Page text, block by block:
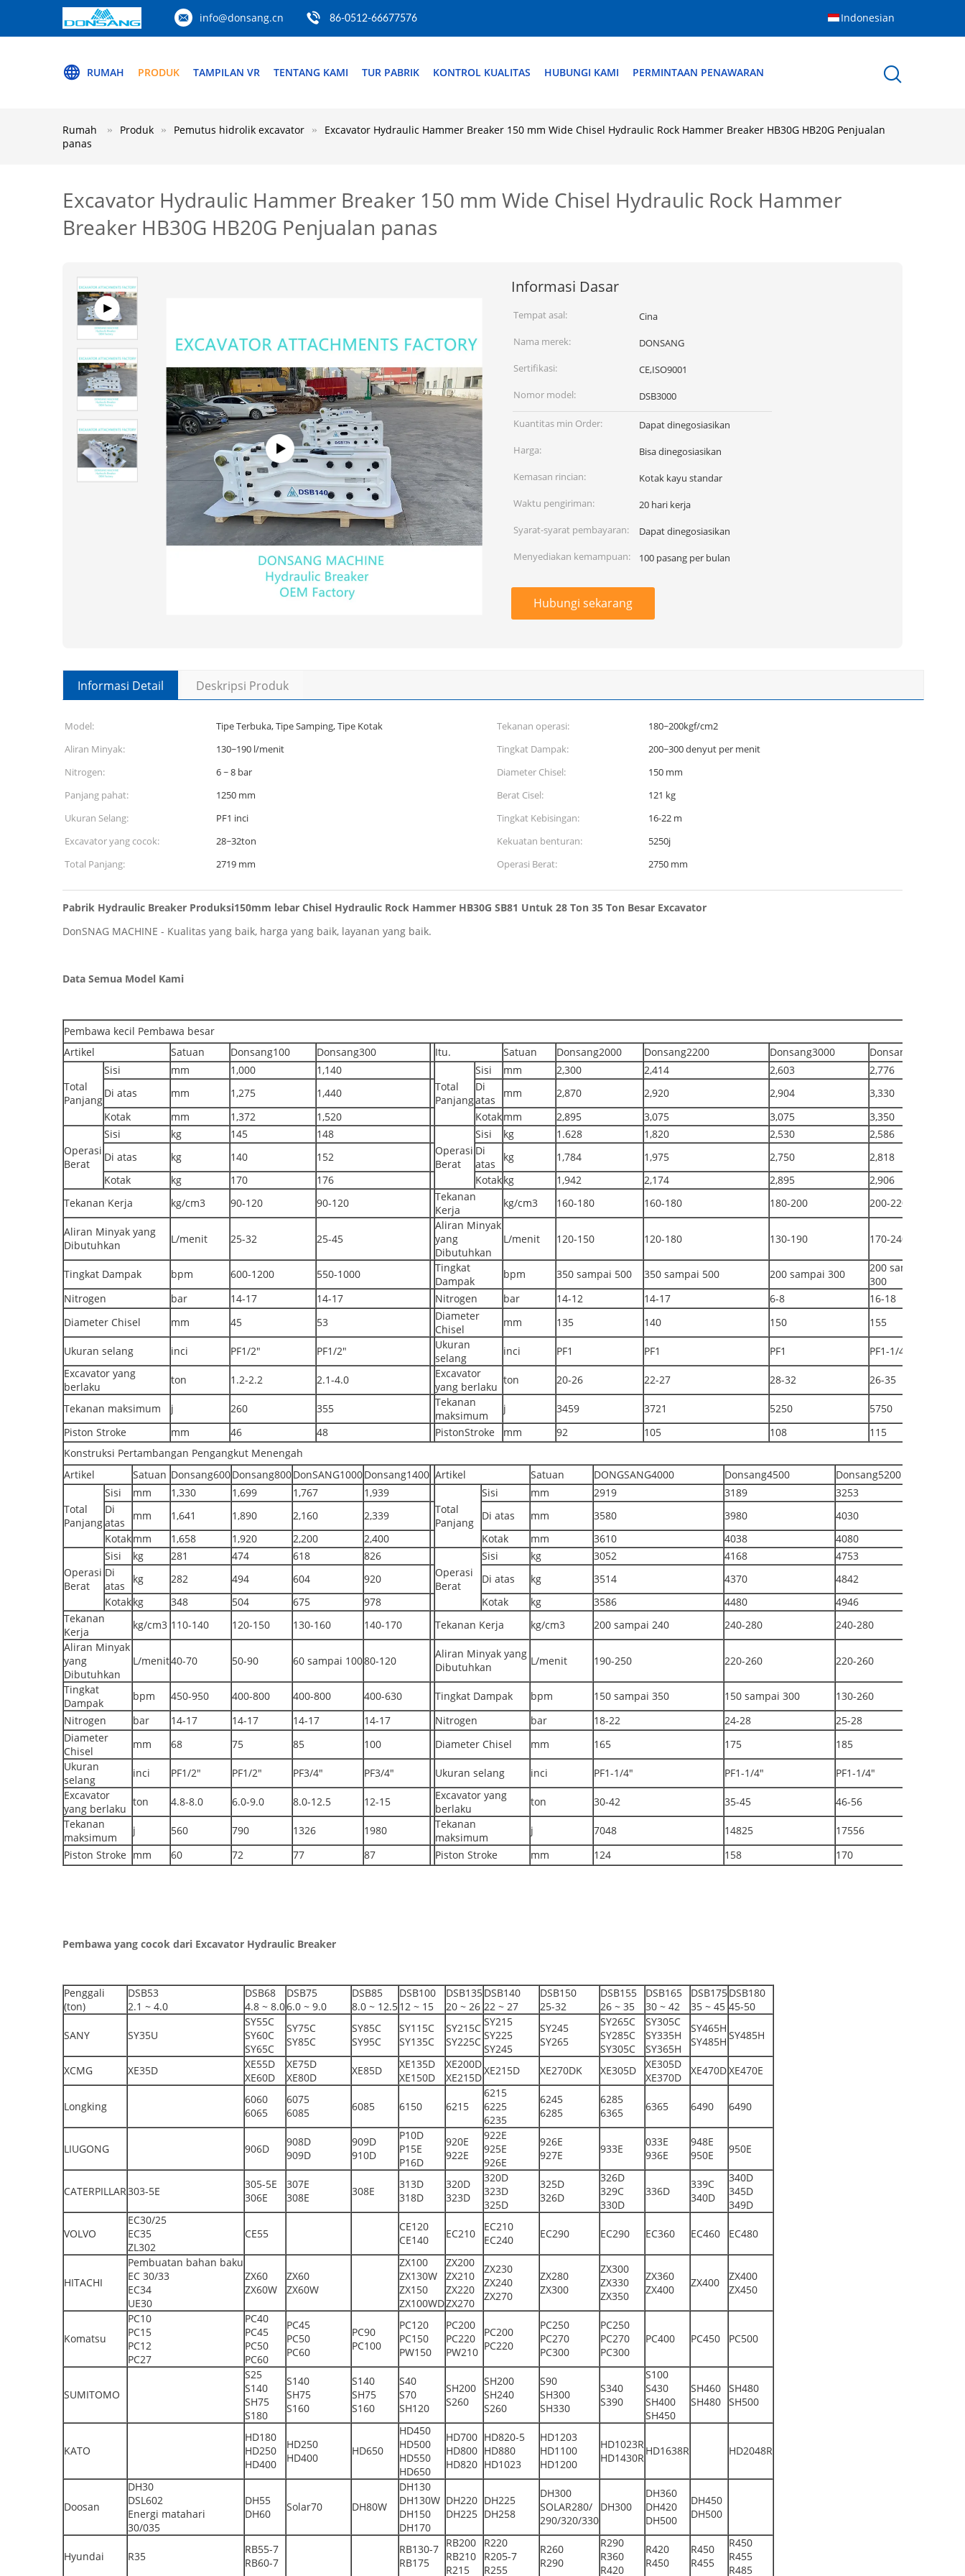
info@donsang.cn 86-0512-66677576 Indonesian
RUMAH PRODUK TAMPILAN VR TENTANG KAMI TUR PABRIK KONTROL KUALITAS HUBUNGI KAMI PERMINTAAN PENAWARAN
Rumah Produk Pemutus hidrolik excavator
Excavator Hydraulic Hammer Breaker 150 mm Wide Chisel Hydraulic Rock Hammer Breaker HB30G HB20G Penjualan
panas
Excavator Hydraulic Hammer Breaker 150 mm Wide Chisel Hydraulic Rock Hammer
Breaker HB30G HB20G Penjualan panas
Informasi Dasar
Tempat asal:
Cina
Nama merek:
DONSANG
Sertifikasi:
CE,ISO9001
Nomor model:
DSB3000
Kuantitas min Order:
Dapat dinegosiasikan
Harga:
Bisa dinegosiasikan
Kemasan rincian:
Kotak kayu standar
Waktu pengiriman:
20 hari kerja
Syarat-syarat pembayaran:
Dapat dinegosiasikan
Menyediakan kemampuan:
100 pasang per bulan
Hubungi sekarang
Informasi Detail Deskripsi Produk
Model: Tipe Terbuka, Tipe Samping, Tipe Kotak Tekanan operasi:
180~200kgf/cm2
Aliran Minyak:
130~190 l/menit Tingkat Dampak:
200~300 denyut per menit
Nitrogen:
6 ~ 8 bar Diameter Chisel:
150 mm
Panjang pahat:
1250 mm Berat Cisel:
121 kg
Ukuran Selang:
PF1 inci Tingkat Kebisingan:
16-22 m
Excavator yang cocok:
28~32ton Kekuatan benturan:
5250j
Total Panjang:
2719 mm Operasi Berat: 2750 mm
Pabrik Hydraulic Breaker Produksi150mm lebar Chisel Hydraulic Rock Hammer HB30G SB81 Untuk 28 Ton 35 Ton Besar Excavator
DonSNAG MACHINE - Kualitas yang baik, harga yang baik, layanan yang baik.
Data Semua Model Kami
Pembawa kecil Pembawa besar
Artikel
Satuan Donsang100 Donsang300 Itu. Satuan Donsang2000 Donsang2200 Donsang3000 Donsang3200
Total
Panjang
Sisi mm 1,000
1,140
Total
Panjang
Sisi mm 2,300 2,414 2,603
2,776
Di atas
mm 1,275 1,440
Di
atas
mm 2,870 2,920 2,904
3,330
Kotak
mm 1,372 1,520 Kotakmm 2,895 3,075 3,075 3,350
Operasi
Berat
Sisi kg 145
148
Operasi
Berat
Sisi kg 1.628 1,820 2,530
2,586
Di atas
kg 140 152
Di
atas
kg 1,784 1,975 2,750
2,818
Kotak
kg 170 176 Kotakkg 1,942 2,174 2,895
2,906
Tekanan Kerja
kg/cm3 90-120 90-120
Tekanan
Kerja
kg/cm3 160-180 160-180 180-200 200-220
Aliran Minyak yang
Dibutuhkan
L/menit 25-32 25-45
Aliran Minyak
yang
Dibutuhkan
L/menit 120-150 120-180 130-190 170-240
Tingkat Dampak bpm 600-1200 550-1000
Tingkat
Dampak
bpm 350 sampai 500 350 sampai 500 200 sampai 300
200 sampai
300
Nitrogen
bar 14-17 14-17 Nitrogen bar 14-12 14-17 6-8
16-18
Diameter Chisel
mm 45 53
Diameter
Chisel
mm 135 140 150 155
Ukuran selang inci PF1/2" PF1/2"
Ukuran
selang
inci PF1 PF1 PF1
PF1-1/4"
Excavator yang
berlaku
ton 1.2-2.2 2.1-4.0
Excavator
yang berlaku
ton 20-26 22-27 28-32 26-35
Tekanan maksimum j 260 355
Tekanan
maksimum
j 3459 3721 5250
5750
Piston Stroke
mm 46 48 PistonStroke mm 92 105 108
115
Konstruksi Pertambangan Pengangkut Menengah
Artikel
Satuan Donsang600Donsang800DonSANG1000Donsang1400 Artikel Satuan DONGSANG4000 Donsang4500 Donsang5200
Total
Panjang
Sisi mm 1,330 1,699 1,767
1,939
Total
Panjang
Sisi mm 2919 3189
3253
Di
atas
mm 1,641 1,890 2,160 2,339 Di atas mm 3580 3980
4030
Kotakmm 1,658 1,920 2,200 2,400 Kotak mm 3610 4038 4080
Operasi
Berat
Sisi kg 281 474 618
826
Operasi
Berat
Sisi kg 3052 4168
4753
Di
atas
kg 282 494 604 920 Di atas kg 3514 4370
4842
Kotakkg 348 504 675 978 Kotak kg 3586 4480
4946
Tekanan
Kerja
kg/cm3 110-140 120-150 130-160 140-170 Tekanan Kerja kg/cm3 200 sampai 240 240-280
240-280
Aliran Minyak
yang
Dibutuhkan
L/menit40-70 50-90 60 sampai 10080-120
Aliran Minyak yang
Dibutuhkan
L/menit 190-250 220-260 220-260
Tingkat
Dampak
bpm 450-950 400-800 400-800 400-630 Tingkat Dampak bpm 150 sampai 350 150 sampai 300
130-260
Nitrogen
bar 14-17 14-17 14-17 14-17 Nitrogen bar 18-22 24-28
25-28
Diameter
Chisel
mm 68 75 85 100 Diameter Chisel mm 165 175
185
Ukuran
selang
inci PF1/2" PF1/2" PF3/4" PF3/4" Ukuran selang inci PF1-1/4" PF1-1/4"
PF1-1/4"
Excavator
yang berlaku
ton 4.8-8.0 6.0-9.0 8.0-12.5 12-15
Excavator yang
berlaku
ton 30-42 35-45
46-56
Tekanan
maksimum
j 560 790 1326 1980
Tekanan
maksimum
j 7048 14825
17556
Piston Stroke mm 60 72 77 87 Piston Stroke mm 124 158 170
Pembawa yang cocok dari Excavator Hydraulic Breaker
Penggali
(ton)
DSB53
2.1 ~ 4.0
DSB68
4.8 ~ 8.0
DSB75
6.0 ~ 9.0
DSB85
8.0 ~ 12.5
DSB100
12 ~ 15
DSB135
20 ~ 26
DSB140
22 ~ 27
DSB150
25-32
DSB155
26 ~ 35
DSB165
30 ~ 42
DSB175
35 ~ 45
DSB180
45-50
SANY SY35U
SY55C
SY60C
SY65C
SY75C
SY85C
SY85C
SY95C
SY115C
SY135C
SY215C
SY225C
SY215
SY225
SY245
SY245
SY265
SY265C
SY285C
SY305C
SY305C
SY335H
SY365H
SY465H
SY485H SY485H
XCMG XE35D
XE55D
XE60D
XE75D
XE80D
XE85D
XE135D
XE150D
XE200D
XE215D
XE215D XE270DK XE305D
XE305D
XE370D
XE470DXE470E
Longking
6060
6065
6075
6085
6085 6150 6215
6215
6225
6235
6245
6285
6285
6365
6365 6490 6490
LIUGONG 906D
908D
909D
909D
910D
P10D
P15E
P16D
920E
922E
922E
925E
926E
926E
927E
933E
033E
936E
948E
950E
950E
CATERPILLAR303-5E
305-5E
306E
307E
308E
308E
313D
318D
320D
323D
320D
323D
325D
325D
326D
326D
329C
330D
336D
339C
340D
340D
345D
349D
VOLVO
EC30/25
EC35
ZL302
CE55
CE120
CE140
EC210
EC210
EC240
EC290 EC290 EC360 EC460 EC480
HITACHI
Pembuatan bahan baku
EC 30/33
EC34
UE30
ZX60
ZX60W
ZX60
ZX60W
ZX100
ZX130W
ZX150
ZX100WD
ZX200
ZX210
ZX220
ZX270
ZX230
ZX240
ZX270
ZX280
ZX300
ZX300
ZX330
ZX350
ZX360
ZX400
ZX400
ZX400
ZX450
Komatsu
PC10
PC15
PC12
PC27
PC40
PC45
PC50
PC60
PC45
PC50
PC60
PC90
PC100
PC120
PC150
PW150
PC200
PC220
PW210
PC200
PC220
PC250
PC270
PC300
PC250
PC270
PC300
PC400 PC450 PC500
SUMITOMO
S25
S140
SH75
S180
S140
SH75
S160
S140
SH75
S160
S40
S70
SH120
SH200
S260
SH200
SH240
S260
S90
SH300
SH330
S340
S390
S100
S430
SH400
SH450
SH460
SH480
SH480
SH500
KATO
HD180
HD250
HD400
HD250
HD400
HD650
HD450
HD500
HD550
HD650
HD700
HD800
HD820
HD820-5
HD880
HD1023
HD1203
HD1100
HD1200
HD1023R
HD1430R
HD1638R HD2048R
Doosan
DH30
DSL602
Energi matahari
30/035
DH55
DH60
Solar70 DH80W
DH130
DH130W
DH150
DH170
DH220
DH225
DH225
DH258
DH300
SOLAR280/
290/320/330
DH300
DH360
DH420
DH500
DH450
DH500
Hyundai R35
RB55-7
RB60-7
RB130-7
RB175
RB200
RB210
R215
R220
R205-7
R255
R260
R290
R290
R360
R420
R420
R450
R450
R455
R450
R455
R485